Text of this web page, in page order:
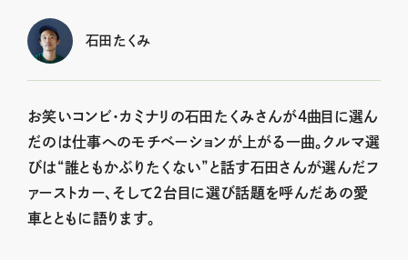
石田たくみ
お笑いコンビ・カミナリの石田たくみさんが4曲目に選ん
だのは仕事へのモチベーションが上がる一曲。クルマ選
びは“誰ともかぶりたくない”と話す石田さんが選んだフ
ァーストカー、そして2台目に選び話題を呼んだあの愛
車とともに語ります。